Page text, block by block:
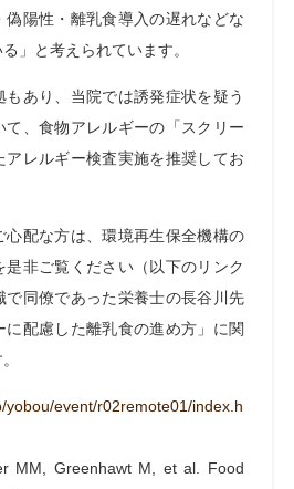
偽陽性・離乳食導入の遅れなどな
」と考えられています。
もあり、当院では誘発症状を疑う
て、食物アレルギーの「スクリー
アレルギー検査実施を推奨してお
心配な方は、環境再生保全機構の
非ご覧ください（以下のリンク
で同僚であった栄養士の長谷川先
に配慮した離乳食の進め方」に関
yobou/event/r02remote01/index.h
MM, Greenhawt M, et al. Food